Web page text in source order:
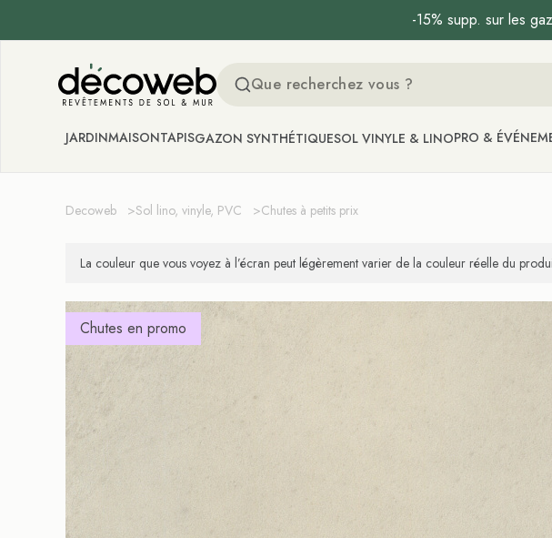
-15% supp. sur les
Decoweb
JARDINMAISONTAPISGAZON SYNTHÉTIQUESOL VINYLE & LINOPRO &
Decoweb >Sol lino, vinyle, PVC >Chutes à petits prix
La couleur que vous voyez à l’écran peut légèrement varier de la couleur réelle du
Chutes en promo